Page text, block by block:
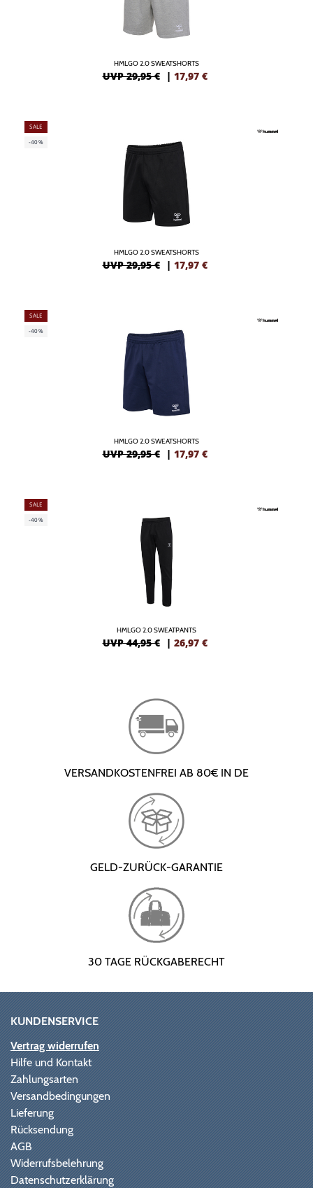
HMLGO 2.0 SWEATSHORTS
UVP 29,95 € | 17,97 €
SALE
-40%
HMLGO 2.0 SWEATSHORTS
UVP 29,95 € | 17,97 €
SALE
-40%
HMLGO 2.0 SWEATSHORTS
UVP 29,95 € | 17,97 €
SALE
-40%
HMLGO 2.0 SWEATPANTS
UVP 44,95 € | 26,97 €
VERSANDKOSTENFREI AB 80€ IN DE
GELD-ZURÜCK-GARANTIE
30 TAGE RÜCKGABERECHT
KUNDENSERVICE
Vertrag widerrufen
Hilfe und Kontakt
Zahlungsarten
Versandbedingungen
Lieferung
Rücksendung
AGB
Widerrufsbelehrung
Datenschutzerklärung